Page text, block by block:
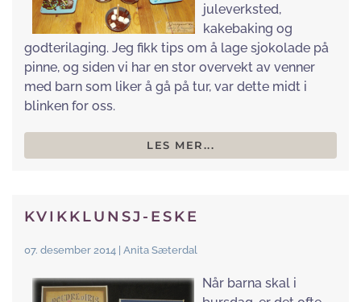
juleverksted,
kakebaking og
godterilaging. Jeg fikk tips om å lage sjokolade på
pinne, og siden vi har en stor overvekt av venner
med barn som liker å gå på tur, var dette midt i
blinken for oss.
LES MER...
KVIKKLUNSJ-ESKE
07. desember 2014 | Anita Sæterdal
Når barna skal i